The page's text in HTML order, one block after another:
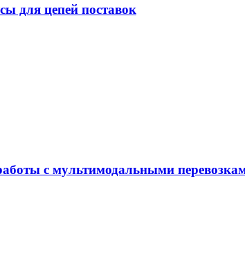
для цепей поставок
с мультимодальными